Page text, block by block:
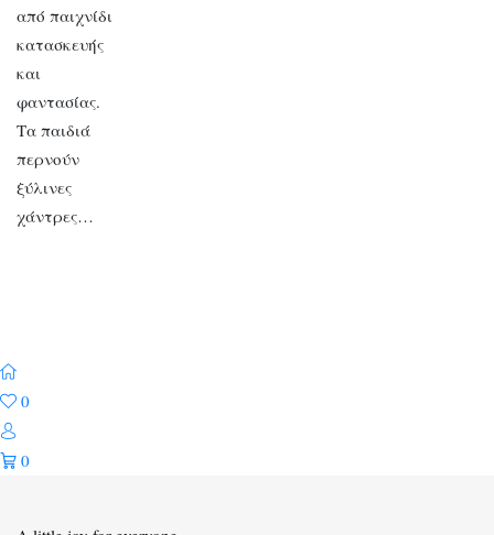
από παιχνίδι
κατασκευής
και
φαντασίας.
Τα παιδιά
περνούν
ξύλινες
χάντρες…
0
0